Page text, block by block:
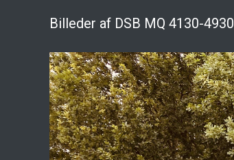
Billeder af DSB MQ 4130-4930